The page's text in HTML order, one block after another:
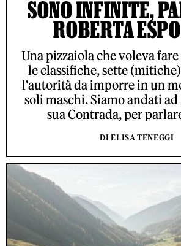
SONO INFINITE,
ROBERTA
Una pizzaiola che voleva
le classifiche, sette
l'autorità da imporre in un
soli maschi. Siamo andati
sua Contrada, per
DI ELISA TENEGGI